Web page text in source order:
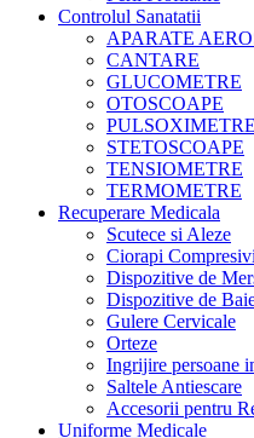
Controlul Sanatatii
APARATE
CANTARE
GLUCOMETRE
OTOSCOAPE
PULSOXIMETRE
STETOSCOAPE
TENSIOMETRE
TERMOMETRE
Recuperare Medicala
Scutece si Aleze
Ciorapi Compresivi
Dispozitive de
Dispozitive de
Gulere Cervicale
Orteze
Ingrijire persoane
Saltele Antiescare
Accesorii pentru
Uniforme Medicale